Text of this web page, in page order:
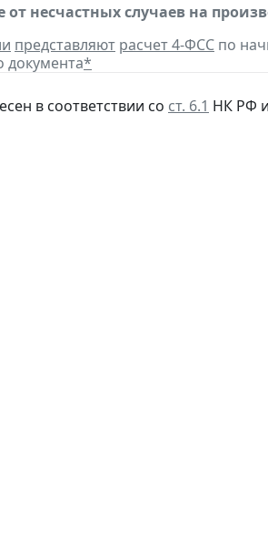
от несчастных случаев на
представляют расчет 4-ФСС по
документа*
в соответствии со ст. 6.1 НК РФ